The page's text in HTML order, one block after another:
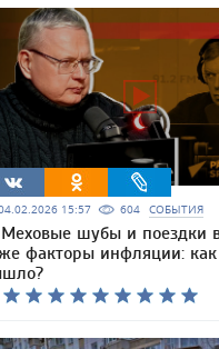
15:57 604 СОБЫТИЯ
Меховые шубы и поездки
факторы инфляции: как